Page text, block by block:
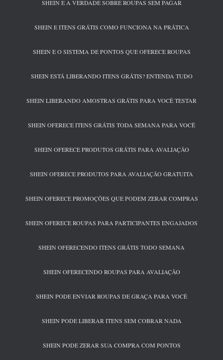
SHEIN E A VERDADE SOBRE ROUPAS SEM PAGAR
SHEIN E ITENS GRÁTIS COMO FUNCIONA NA PRÁTICA
SHEIN E O SISTEMA DE PONTOS QUE OFERECE ROUPAS
SHEIN ESTÁ LIBERANDO ITENS GRÁTIS? ENTENDA TUDO
SHEIN LIBERANDO AMOSTRAS GRÁTIS PARA VOCÊ TESTAR
SHEIN OFERECE ITENS GRÁTIS TODA SEMANA PARA VOCÊ
SHEIN OFERECE PRODUTOS GRÁTIS PARA AVALIAÇÃO
SHEIN OFERECE PRODUTOS PARA AVALIAÇÃO GRATUITA
SHEIN OFERECE PROMOÇÕES QUE PODEM ZERAR COMPRAS
SHEIN OFERECE ROUPAS PARA PARTICIPANTES ENGAJADOS
SHEIN OFERECENDO ITENS GRÁTIS TODO SEMANA
SHEIN OFERECENDO ROUPAS PARA AVALIAÇÃO
SHEIN PODE ENVIAR ROUPAS DE GRAÇA PARA VOCÊ
SHEIN PODE LIBERAR ITENS SEM COBRAR NADA
SHEIN PODE ZERAR SUA COMPRA COM PONTOS